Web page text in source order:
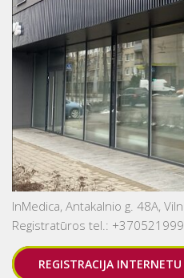
InMedica, Antakalnio g. 48A,
Registratūros tel.:
REGISTRACIJA INTERNETU